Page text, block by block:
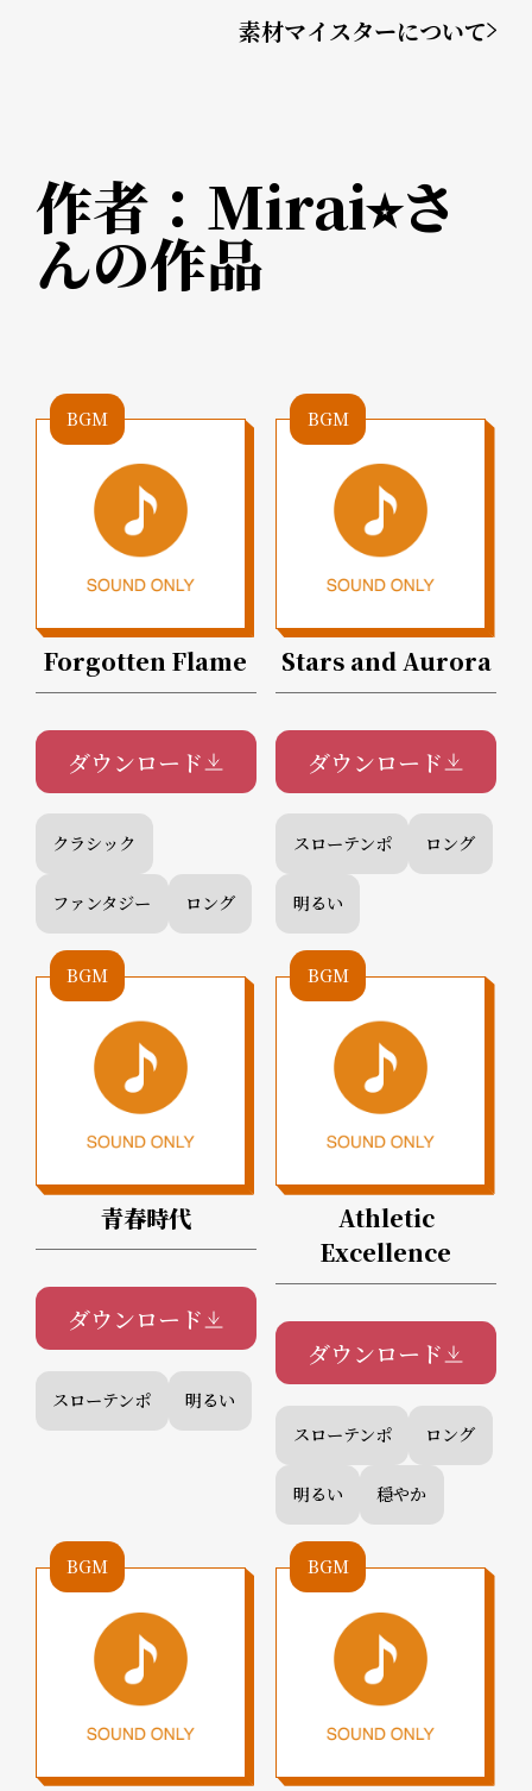
素材マイスターについて
作者： Mirai⭐︎さ
んの作品
BGM
Forgotten Flame
ダウンロード
クラシック
ファンタジー ロング
BGM
Stars and Aurora
ダウンロード
スローテンポ ロング
明るい
BGM
青春時代
ダウンロード
スローテンポ 明るい
BGM
Athletic
Excellence
ダウンロード
スローテンポ ロング
明るい 穏やか
BGM BGM